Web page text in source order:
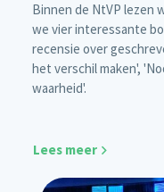
Binnen de NtVP lezen
we vier interessante
recensie over
het verschil maken',
waarheid'.
Lees meer